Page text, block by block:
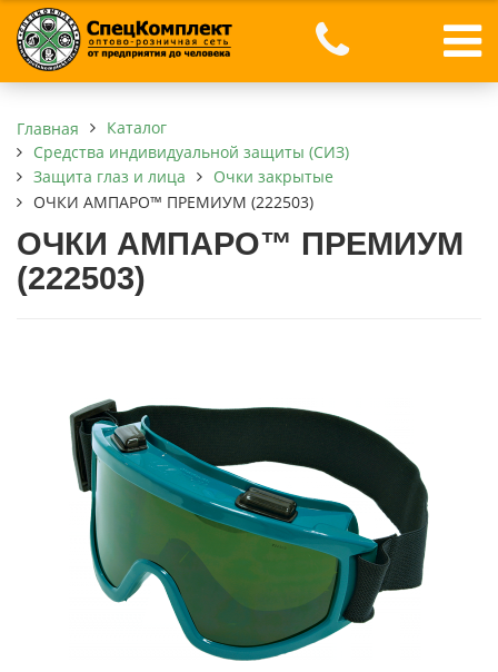
Главная
Каталог
Средства индивидуальной защиты (СИЗ)
Защита глаз и лица
Очки закрытые
ОЧКИ АМПАРО™ ПРЕМИУМ (222503)
ОЧКИ АМПАРО™ ПРЕМИУМ
(222503)